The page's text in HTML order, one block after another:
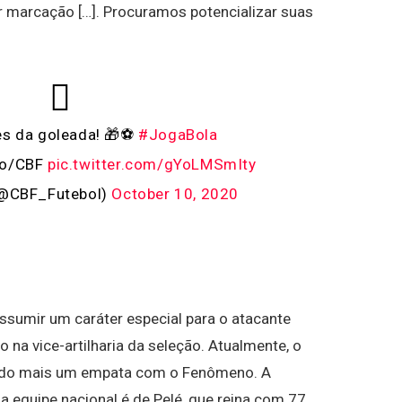
[…]. Procuramos potencializar suas
da goleada! 🎁⚽️ #JogaBola
CBF pic.twitter.com/gYoLMSmIty
October 10, 2020
um caráter especial para o atacante
na vice-artilharia da seleção. Atualmente, o
mais um empata com o Fenômeno. A